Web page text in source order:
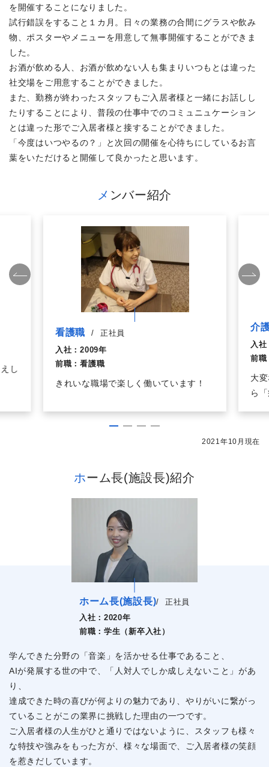
を開催することになりました。
試行錯誤をすること１カ月。日々の業務の合間にグラスや飲み
物、ポスターやメニューを用意して無事開催することができま
した。
お酒が飲める人、お酒が飲めない人も集まりいつもとは違った
社交場をご用意することができました。
また、勤務が終わったスタッフもご入居者様と一緒にお話しし
たりすることにより、普段の仕事中でのコミュニュケーション
とは違った形でご入居者様と接することができました。
「今度はいつやるの？」と次回の開催を心待ちにしているお言
葉をいただけると開催して良かったと思います。
メンバー紹介
し
看護職 /
正社員
入社： 2009年
前職： 看護職
きれいな職場で楽しく働いています！
介
入社
前職
大
ら
2021年10月現在
ホーム長(施設長)紹介
ホーム長(施設長)/
正社員
入社：2020年
前職：学生（新卒入社）
学んできた分野の「音楽」を活かせる仕事であること、
AIが発展する世の中で、「人対人でしか成しえないこと」があ
り、
達成できた時の喜びが何よりの魅力であり、やりがいに繋がっ
ていることがこの業界に挑戦した理由の一つです。
ご入居者様の人生がひと通りではないように、スタッフも様々
な特技や強みをもった方が、様々な場面で、ご入居者様の笑顔
を惹きだしています。